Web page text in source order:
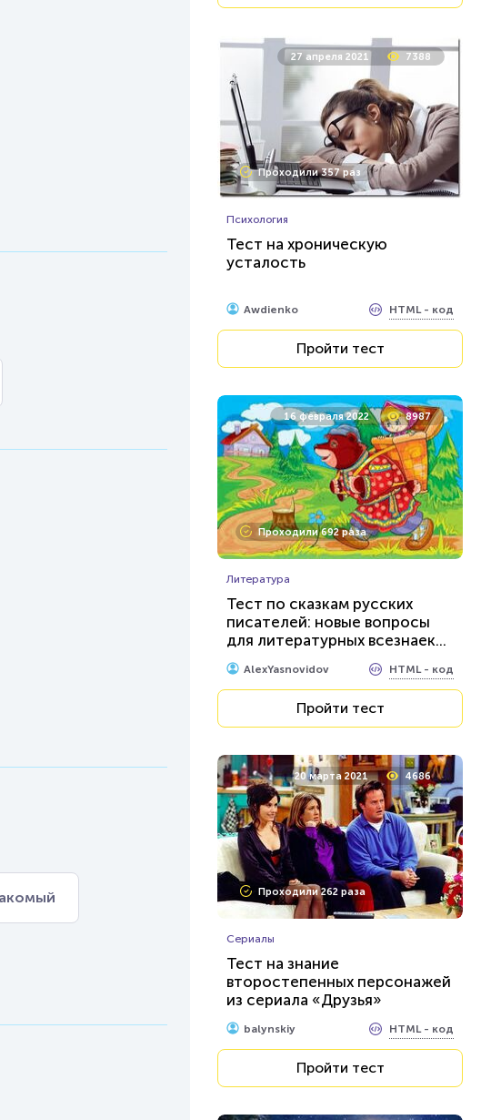
27 апреля 2021 7388
Проходили 357 раз
Психология
Тест на хроническую
усталость
Awdienko HTML - код
Пройти тест
16 февраля 2022 8987
Проходили 692 раза
Литература
Тест по сказкам русских
писателей: новые вопросы
для литературных всезнаек...
AlexYasnovidov HTML - код
Пройти тест
20 марта 2021 4686
Проходили 262 раза
Сериалы
Тест на знание
второстепенных персонажей
из сериала «Друзья»
balynskiy HTML - код
Пройти тест